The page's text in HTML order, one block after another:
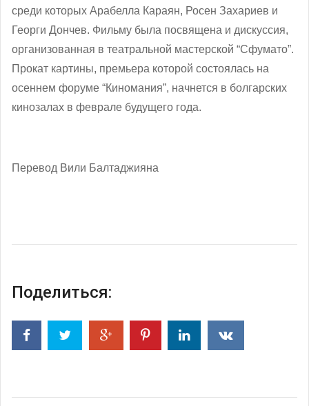
среди которых Арабелла Караян, Росен Захариев и
Георги Дончев. Фильму была посвящена и дискуссия,
организованная в театральной мастерской “Сфумато”.
Прокат картины, премьера которой состоялась на
осеннем форуме “Киномания”, начнется в болгарских
кинозалах в феврале будущего года.
Перевод Вили Балтаджияна
Поделиться: